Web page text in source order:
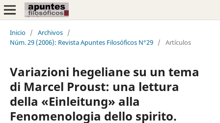
Inicio / Archivos /
Núm. 29 (2006): Revista Apuntes Filosóficos N°29 / Artículos
Variazioni hegeliane su un tema
di Marcel Proust: una lettura
della «Einleitung» alla
Fenomenologia dello spirito.